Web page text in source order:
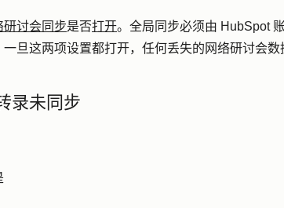
讨会同步是否打开。全局同步必须由 HubSpot
旦这两项设置都打开，任何丢失的网络研讨会数
录未同步